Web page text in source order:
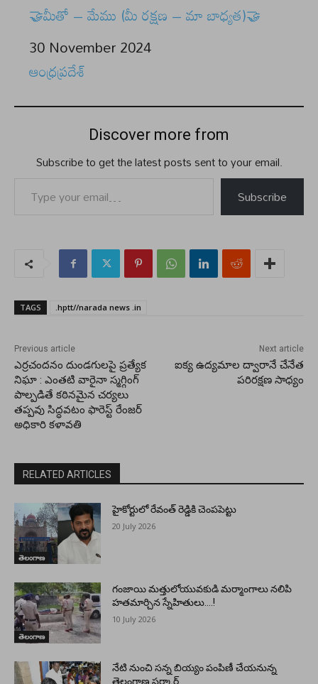
🤝మీతో – మేము (మీ రక్షణ – మా బాధ్యత)🤝
Date
30 November 2024
In relation to
ఆంధ్రప్రదేశ్
Discover more from
Subscribe to get the latest posts sent to your email.
Subscribe
TAGS .hptt//narada news .in
Previous article
ఎర్రచందనం దుండగులపై ప్రత్యేక
నిఘా : ఎంతటి వారైనా స్మగ్గింగ్
పాల్పడితే కఠినమైన చర్యలు
తప్పవు సిద్ధవటం ఫారెస్ట్ రేంజర్
అధికారి కళావతి
Next article
ఐక్య ఉద్యమాల ద్వారానే చేనేత
పరిరక్షణ సాధ్యం
RELATED ARTICLES
తెలంగాణ
హైకోర్టులో రేవంత్ రెడ్డికి చెంపపెట్టు
20 July 2026
తెలంగాణ
గంజాయి మత్తులోయువకుడి మర్మాంగాలు నలిపి
హతమార్చిన స్నేహితులు….!
10 July 2026
నేటి నుంచి సన్న బియ్యం పంపిణీ చేయనున్న
తెలంగాణ సర్కార్